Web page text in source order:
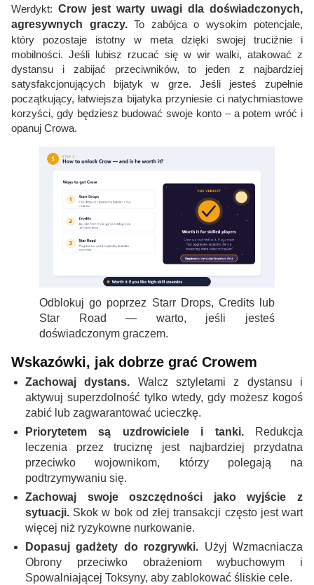
Werdykt: Crow jest warty uwagi dla doświadczonych,
agresywnych graczy.To zabójca o wysokim potencjale,
który pozostaje istotny w meta dzięki swojej truciźnie i
mobilności. Jeśli lubisz rzucać się w wir walki, atakować z
dystansu i zabijać przeciwników, to jeden z najbardziej
satysfakcjonujących bijatyk w grze. Jeśli jesteś zupełnie
początkujący, łatwiejsza bijatyka przyniesie ci natychmiastowe
korzyści, gdy będziesz budować swoje konto – a potem wróć i
opanuj Crowa.
Odblokuj go poprzez Starr Drops, Credits lub
Star Road — warto, jeśli jesteś
doświadczonym graczem.
Wskazówki, jak dobrze grać Crowem
Zachowaj dystans. Walcz sztyletami z dystansu i
aktywuj superzdolność tylko wtedy, gdy możesz kogoś
zabić lub zagwarantować ucieczkę.
Priorytetem są uzdrowiciele i tanki.Redukcja
leczenia przez truciznę jest najbardziej przydatna
przeciwko wojownikom, którzy polegają na
podtrzymywaniu się.
Zachowaj swoje oszczędności jako wyjście z
sytuacji. Skok w bok od złej transakcji często jest wart
więcej niż ryzykowne nurkowanie.
Dopasuj gadżety do rozgrywki. Użyj Wzmacniacza
Obrony przeciwko obrażeniom wybuchowym i
Spowalniającej Toksyny, aby zablokować śliskie cele.